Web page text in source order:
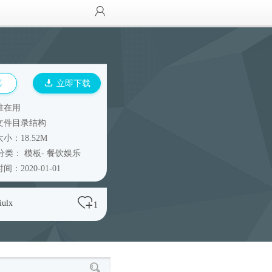
立即下载
在用
件目录结构
小：18.52M
类： 模板- 餐饮娱乐
间：2020-01-01
1